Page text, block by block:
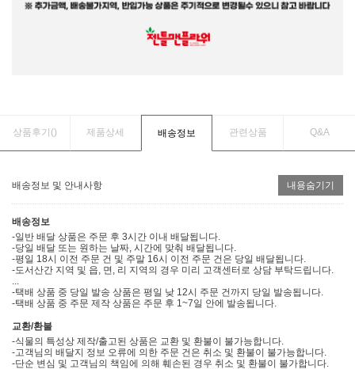
상품후기() 제품상세 배송정보 관련상품 Q&A
배송정보 및 안내사항 내용숨기기
배송정보
-일반 배달 상품은 주문 후 3시간 이내 배달됩니다.
-당일 배달 또는 원하는 날짜, 시간에 맞춰 배달됩니다.
-평일 18시 이전 주문 건 및 주말 16시 이전 주문 건은 당일 배달됩니다.
-도서산간 지역 및 읍, 면, 리 지역의 경우 미리 고객센터로 상담 부탁드립니다.
...
-택배 상품 중 당일 발송 상품은 평일 낮 12시 주문 건까지 당일 발송됩니다.
-택배 상품 중 주문 제작 상품은 주문 후 1~7일 안에 발송됩니다.
교환/환불
-식물의 특성상 제작/출고된 상품은 교환 및 환불이 불가능합니다.
-고객님의 배달지 정보 오류에 의한 주문 건은 취소 및 환불이 불가능합니다.
-단순 변심 및 고객님의 책임에 의해 훼손된 경우 취소 및 환불이 불가합니다.